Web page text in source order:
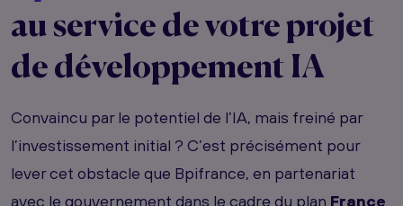
au service de votre projet
de développement IA
Convaincu par le potentiel de l’IA, mais freiné par
l’investissement initial ? C’est précisément pour
lever cet obstacle que Bpifrance, en partenariat
avec le gouvernement dans le cadre du plan France